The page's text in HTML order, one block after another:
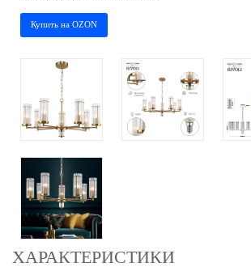
Купить на OZON
ХАРАКТЕРИСТИКИ